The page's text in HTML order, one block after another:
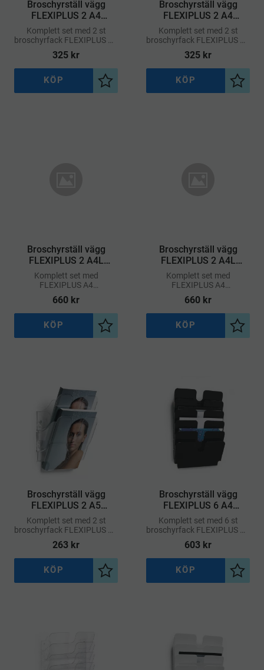
Broschyrställ vägg
FLEXIPLUS 2 A4
stående – Svart
Komplett set med 2 st
broschyrfack FLEXIPLUS A4
i stående format.
325 kr
Lägg till i önskelista
KÖP
Broschyrställ vägg
FLEXIPLUS 2 A4
stående – Transparent
Komplett set med 2 st
broschyrfack FLEXIPLUS A4
i stående format.
325 kr
Lägg
KÖP
Broschyrställ vägg
FLEXIPLUS 2 A4L
magnet – Svart
Komplett set med
FLEXIPLUS A4
broschyrhållare med 2 fack i
liggande format för
magnetiska ytor
660 kr
Lägg till i önskelista
KÖP
Broschyrställ vägg
FLEXIPLUS 2 A4L
magnet – Transparent
Komplett set med
FLEXIPLUS A4
broschyrhållare med 2 fack i
liggande format för
magnetiska ytor
660 kr
Lägg
KÖP
Broschyrställ vägg
FLEXIPLUS 2 A5
stående – Transparent
Komplett set med 2 st
broschyrfack FLEXIPLUS A5
i stående format.
263 kr
Lägg till i önskelista
KÖP
Broschyrställ vägg
FLEXIPLUS 6 A4
liggande – Svart
Komplett set med 6 st
broschyrfack FLEXIPLUS A4
i liggande format.
603 kr
Lägg
KÖP